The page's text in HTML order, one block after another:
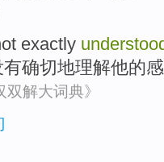
exactly
确切地理解他的
双解大词典》